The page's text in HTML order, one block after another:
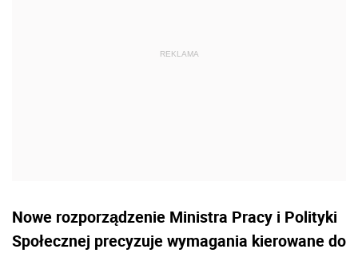
Nowe rozporządzenie Ministra Pracy i Polityki
Społecznej precyzuje wymagania kierowane do